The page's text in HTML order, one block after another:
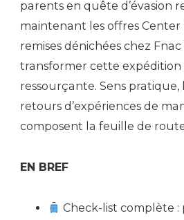
parents en quête d’évasion
maintenant les offres Center
remises dénichées chez
transformer cette expédition
ressourçante. Sens pratique,
retours d’expériences de
composent la feuille de
EN BREF
Check-list complète :